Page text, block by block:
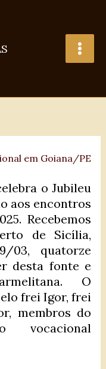
em Goiana/PE
o Jubileu
aos encontros
Recebemos
de Sicília,
03, quatorze
desta fonte e
O
frei Igor, frei
membros do
vocacional